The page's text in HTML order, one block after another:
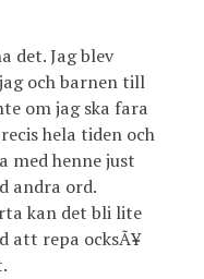
det. Jag blev
och barnen till
om jag ska fara
hela tiden och
med henne just
andra ord.
kan det bli lite
att repa ocksÃ¥